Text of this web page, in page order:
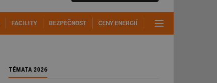
FACILITY BEZPEČNOST CENY ENERGIÍ
TÉMATA 2026